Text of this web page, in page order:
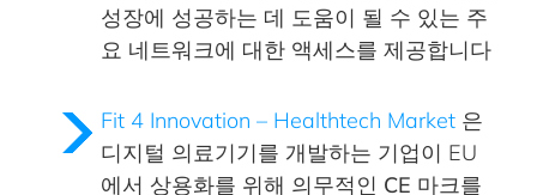
성장에 성공하는 데 도움이 될 수 있는 주
요 네트워크에 대한 액세스를 제공합니다
Fit 4 Innovation – Healthtech Market 은
디지털 의료기기를 개발하는 기업이 EU
에서 상용화를 위해 의무적인 CE 마크를